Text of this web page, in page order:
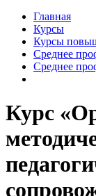
Главная
Курсы
Курсы
Среднее
Среднее
Курс